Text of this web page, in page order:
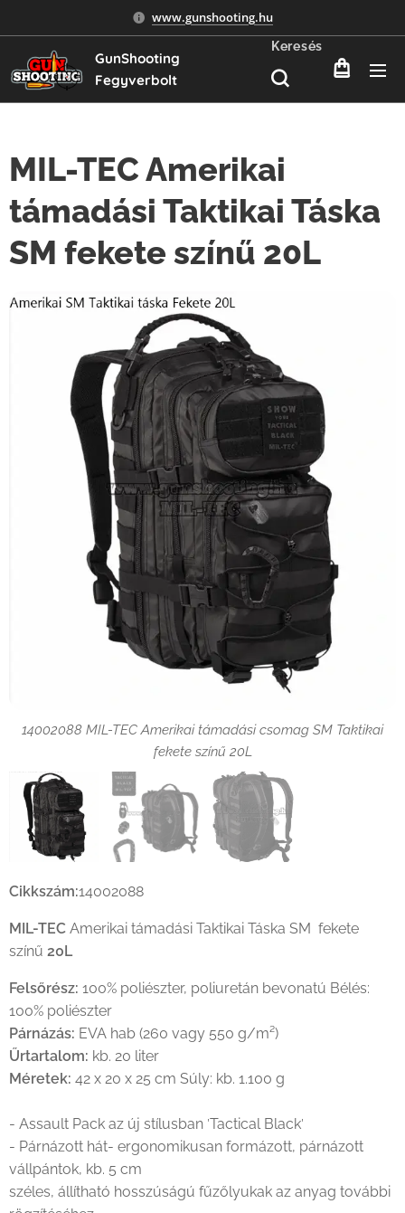
www.gunshooting.hu
GunShooting
Fegyverbolt
Keresés
MIL-TEC Amerikai
támadási Taktikai Táska
SM fekete színű 20L
14002088 MIL-TEC Amerikai támadási csomag SM Taktikai
fekete színű 20L
14002088 MIL-TEC Amerikai támadási csomag SM Taktikai
fekete színű 20L
fekete színű 20L
Cikkszám:14002088
MIL-TEC Amerikai támadási Taktikai Táska SM fekete
színű 20L
Felsőrész: 100% poliészter, poliuretán bevonatú Bélés:
100% poliészter
Párnázás: EVA hab (260 vagy 550 g/m²)
Űrtartalom: kb. 20 liter
Méretek: 42 x 20 x 25 cm Súly: kb. 1.100 g
- Assault Pack az új stílusban ′Tactical Black′
- Párnázott hát- ergonomikusan formázott, párnázott
vállpántok, kb. 5 cm
széles, állítható hosszúságú fűzőlyukak az anyag további